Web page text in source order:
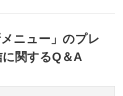
ニュー」のプレ
関するQ＆A